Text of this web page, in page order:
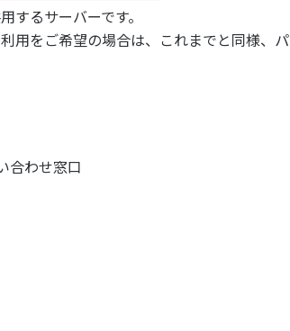
するサーバーです。
用をご希望の場合は、これまでと同様、
合わせ窓口